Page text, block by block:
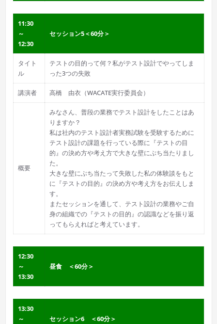
11:30
～
12:30
セッション5＜60分＞
タイト
ル
テストの目的って何？私がテスト設計でやってしま
った3つの失敗
講演者 高橋 由衣（WACATE実行委員会）
概要
みなさん、普段の業務でテスト設計をしたことはあ
りますか？
私は社内のテスト設計者実務試験を受験するために
テスト設計の課題を行っている際に『テストの目
的』の決め方や考え方で大きな壁にぶち当たりまし
た。
大きな壁にぶち当たって失敗した私の体験談をもと
に『テストの目的』の決め方や考え方をお伝えしま
す。
またセッションを通して、テスト設計の業務やご自
身の組織での『テストの目的』の認識などを振り返
ってもらえればと考えています。
12:30
～
13:30
昼食 ＜60分＞
13:30
～
セッション6 ＜60分＞